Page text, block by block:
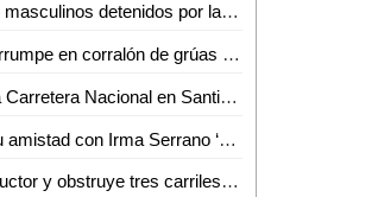
En distintos hechos, 14 masculinos detenidos por la Guardia Civil estatal con varias dosis de droga
En Oaxaca, comando irrumpe en corralón de grúas e incendia instalaciones
Tráiler se incendia en la Carretera Nacional en Santiago, NL
Laura León recuerda su amistad con Irma Serrano ‘La Tigresa’: "Nunca me gustó que me regalara nada"
Tráiler avanza sin conductor y obstruye tres carriles del Distribuidor Vial en Saltillo